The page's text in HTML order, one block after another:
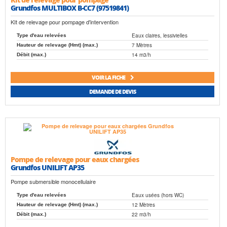
Grundfos MULTIBOX B-CC7 (97519841)
KIt de relevage pour pompage d'intervention
Type d'eau relevées Eaux claires, lessivielles
Hauteur de relevage (Hmt) (max.) 7 Mètres
Débit (max.) 14 m3/h
VOIR LA FICHE
DEMANDE DE DEVIS
Pompe de relevage pour eaux chargées
Grundfos UNILIFT AP35
Pompe submersible monocellulaire
Type d'eau relevées Eaux usées (hors WC)
Hauteur de relevage (Hmt) (max.) 12 Mètres
Débit (max.) 22 m3/h